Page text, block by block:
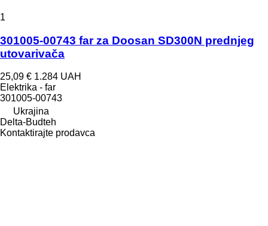
1
301005-00743 far za Doosan SD300N prednjeg
utovarivača
25,09 € 1.284 UAH
Elektrika - far
301005-00743
Ukrajina
Delta-Budteh
Kontaktirajte prodavca